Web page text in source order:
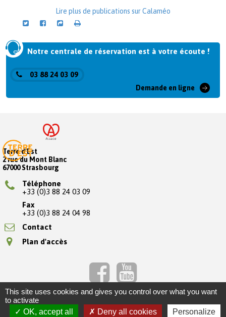
Lire plus de publications sur Calaméo
Notre centrale de réservation est à votre écoute !
03 88 24 03 09
Demande en ligne
Terre d'Est
2 rue du Mont Blanc
67000 Strasbourg
Téléphone
+33 (0)3 88 24 03 09
Fax
+33 (0)3 88 24 04 98
Contact
Plan d'accès
Crédits Mentions légales Plan d'accès
This site uses cookies and gives you control over what you want
to activate
OK, accept all
Deny all cookies Personalize